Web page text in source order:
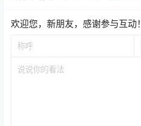
欢迎您，新朋友，感谢参与互动！